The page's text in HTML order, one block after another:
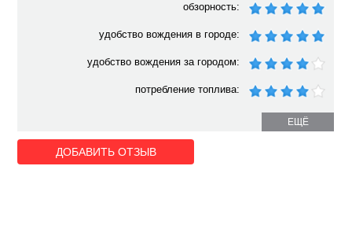
обзорность:
удобство вождения в городе:
удобство вождения за городом:
потребление топлива:
ЕЩЁ
ДОБАВИТЬ ОТЗЫВ